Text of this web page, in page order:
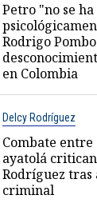
Petro "no se
Rodrigo
en Colombia
Delcy Rodríguez
Combate
ayatolá
Rodríguez tras
criminal